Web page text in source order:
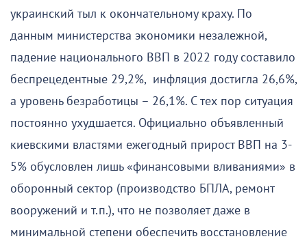
украинский тыл к окончательному краху. По
данным министерства экономики незалежной,
падение национального ВВП в 2022 году составило
беспрецедентные 29,2%, инфляция достигла 26,6%,
а уровень безработицы – 26,1%. С тех пор ситуация
постоянно ухудшается. Официально объявленный
киевскими властями ежегодный прирост ВВП на 3-
5% обусловлен лишь «финансовыми вливаниями» в
оборонный сектор (производство БПЛА, ремонт
вооружений и т.п.), что не позволяет даже в
минимальной степени обеспечить восстановление